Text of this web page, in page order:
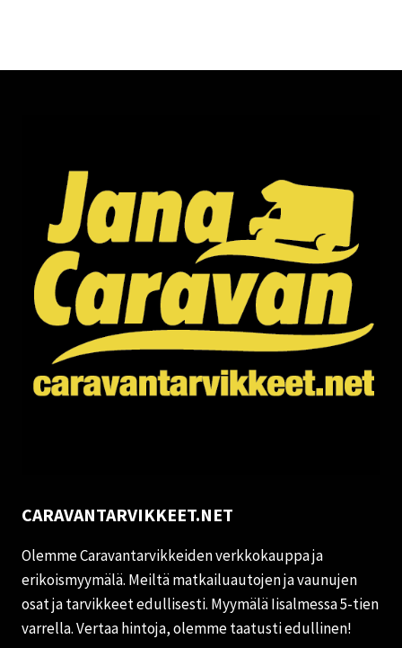
CARAVANTARVIKKEET.NET
Olemme Caravantarvikkeiden verkkokauppa ja
erikoismyymälä. Meiltä matkailuautojen ja vaunujen
osat ja tarvikkeet edullisesti. Myymälä Iisalmessa 5-tien
varrella. Vertaa hintoja, olemme taatusti edullinen!